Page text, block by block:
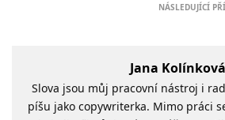
NÁSLEDUJÍCÍ
Jana Kolínková
Slova jsou můj pracovní nástroj i
píšu jako copywriterka. Mimo práci